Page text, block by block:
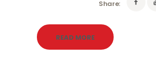
Share:
READ MORE